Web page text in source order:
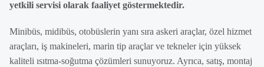
yetkili servisi olarak faaliyet göstermektedir.
Minibüs, midibüs, otobüslerin yanı sıra askeri araçlar, özel hizmet
araçları, iş makineleri, marin tip araçlar ve tekneler için yüksek
kaliteli ısıtma-soğutma çözümleri sunuyoruz. Ayrıca, satış, montaj